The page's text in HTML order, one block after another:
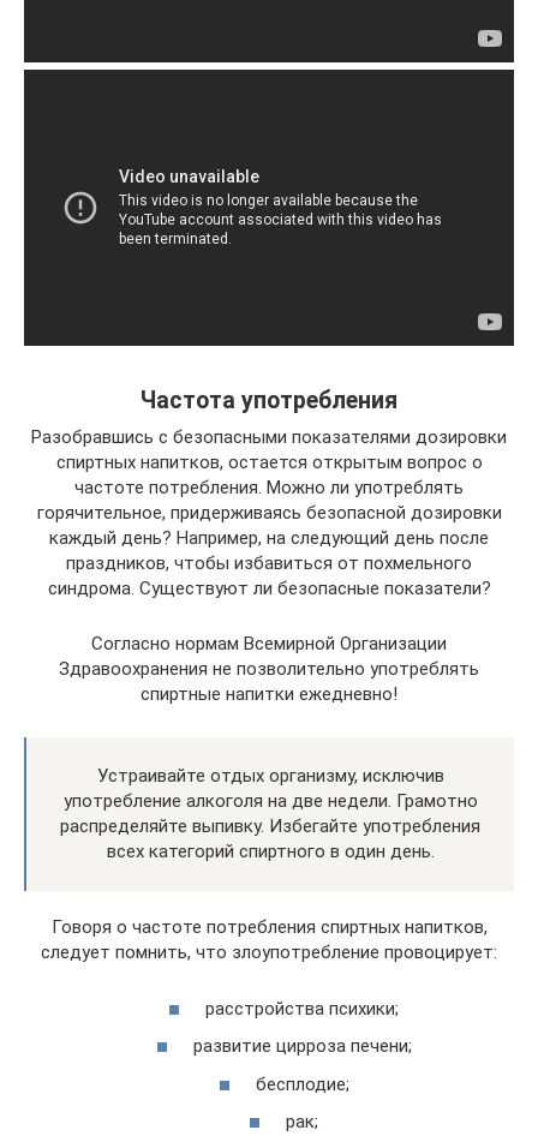
Частота употребления
Разобравшись с безопасными показателями дозировки
спиртных напитков, остается открытым вопрос о
частоте потребления. Можно ли употреблять
горячительное, придерживаясь безопасной дозировки
каждый день? Например, на следующий день после
праздников, чтобы избавиться от похмельного
синдрома. Существуют ли безопасные показатели?
Согласно нормам Всемирной Организации
Здравоохранения не позволительно употреблять
спиртные напитки ежедневно!
Устраивайте отдых организму, исключив
употребление алкоголя на две недели. Грамотно
распределяйте выпивку. Избегайте употребления
всех категорий спиртного в один день.
Говоря о частоте потребления спиртных напитков,
следует помнить, что злоупотребление провоцирует:
расстройства психики;
развитие цирроза печени;
бесплодие;
рак;